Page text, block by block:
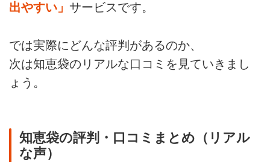
出やすい」 サービスです。
では実際にどんな評判があるのか、
次は知恵袋のリアルな口コミを見ていきまし
ょう。
知恵袋の評判・口コミまとめ（リアル
な声）